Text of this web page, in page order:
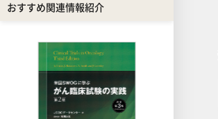
おすすめ関連情報紹介